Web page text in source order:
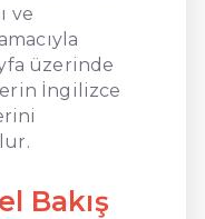
ve
üzerinde
İngilizce
Bakış